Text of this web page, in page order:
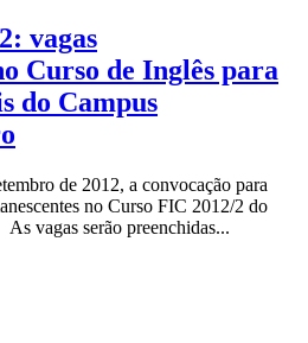
vagas
Curso de Inglês para
do Campus
de 2012, a convocação para
no Curso FIC 2012/2 do
vagas serão preenchidas...